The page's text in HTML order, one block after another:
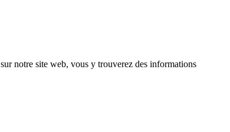
sur notre site web, vous y trouverez des informations